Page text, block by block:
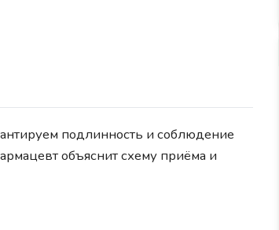
подлинность и соблюдение
объяснит схему приёма и